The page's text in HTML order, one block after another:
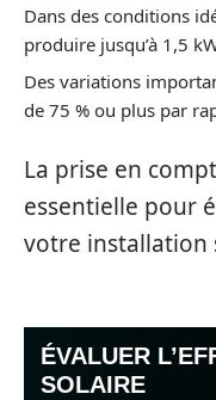
Dans des conditions
produire jusqu’à 1,5
Des variations
de 75 % ou plus par
La prise en
essentielle pour
votre installation
ÉVALUER
SOLAIRE